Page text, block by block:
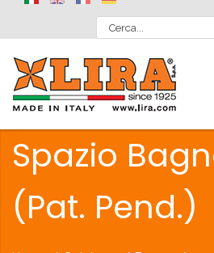
Spazio
(Pat. Pend.)